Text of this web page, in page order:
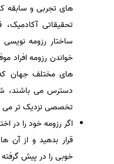
های تجربی و سابقه
تحقیقاتی
ساختار رزومه
خواندن رزومه
های مختلف جهان
دسترس می باشند،
تخصصی نزدیک تر می
اگر رزومه خود را در
قرار بدهید و از آن
خوبی را در پیش گرفته